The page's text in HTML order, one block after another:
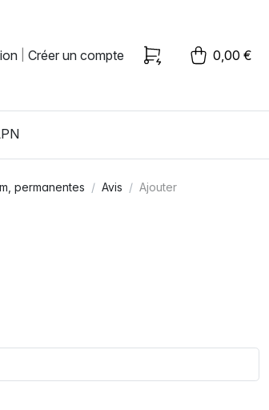
Créer un compte 0,00 €
permanentes Avis Ajouter